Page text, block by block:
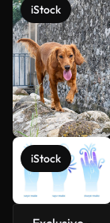
iStock
iStock